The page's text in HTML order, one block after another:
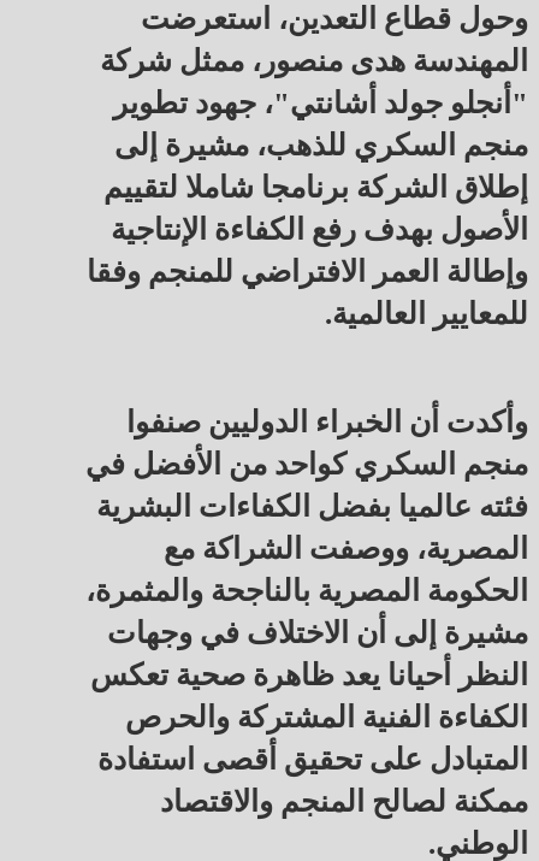
وحول قطاع التعدين، استعرضت
المهندسة هدى منصور، ممثل شركة
"أنجلو جولد أشانتي"، جهود تطوير
منجم السكري للذهب، مشيرة إلى
إطلاق الشركة برنامجا شاملا لتقييم
الأصول بهدف رفع الكفاءة الإنتاجية
وإطالة العمر الافتراضي للمنجم وفقا
للمعايير العالمية.
وأكدت أن الخبراء الدوليين صنفوا
منجم السكري كواحد من الأفضل في
فئته عالميا بفضل الكفاءات البشرية
المصرية، ووصفت الشراكة مع
الحكومة المصرية بالناجحة والمثمرة،
مشيرة إلى أن الاختلاف في وجهات
النظر أحيانا يعد ظاهرة صحية تعكس
الكفاءة الفنية المشتركة والحرص
المتبادل على تحقيق أقصى استفادة
ممكنة لصالح المنجم والاقتصاد
الوطني.